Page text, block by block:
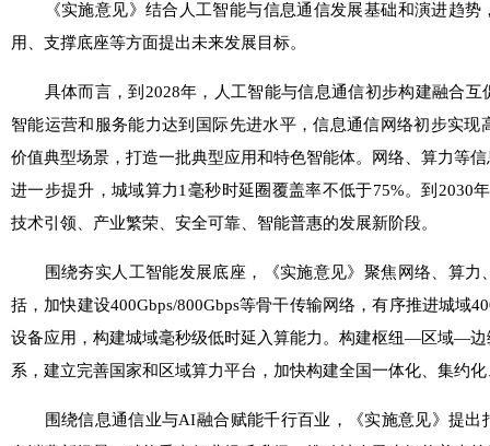
《实施意见》结合人工智能与信息通信发展基础和演进趋势
用、支撑底座等方面提出未来发展目标。
具体而言，到2028年，人工智能与信息通信初步构建融合互
智能运营和服务能力达到国际先进水平，信息通信网络初步实现
价值典型场景，打造一批典型应用和特色智能体。网络、算力等
进一步提升，城域算力1毫秒时延圈覆盖率不低于75%。到2030
技术引领、产业繁荣、安全可靠、智能普惠的发展新阶段。
围绕夯实人工智能发展底座，《实施意见》聚焦网络、算力
括，加快建设400Gbps/800Gbps等骨干传输网络，有序推进城域
设备应用，构建城域毫秒级低时延入算能力。构建枢纽—区域—边
系，建立完善国家和区域算力平台，加快构建全国一体化、集约
围绕信息通信业与AI融合赋能千行百业，《实施意见》提出